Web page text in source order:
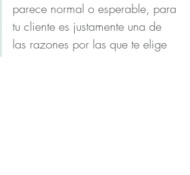
parece normal o esperable, para
tu cliente es justamente una de
las razones por las que te elige